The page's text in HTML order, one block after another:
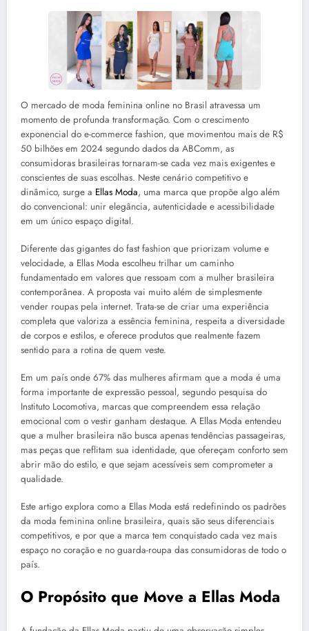
O mercado de moda feminina online no Brasil atravessa um
momento de profunda transformação. Com o crescimento
exponencial do e-commerce fashion, que movimentou mais de R$
50 bilhões em 2024 segundo dados da ABComm, as
consumidoras brasileiras tornaram-se cada vez mais exigentes e
conscientes de suas escolhas. Neste cenário competitivo e
dinâmico, surge a Ellas Moda, uma marca que propõe algo além
do convencional: unir elegância, autenticidade e acessibilidade
em um único espaço digital.
Diferente das gigantes do fast fashion que priorizam volume e
velocidade, a Ellas Moda escolheu trilhar um caminho
fundamentado em valores que ressoam com a mulher brasileira
contemporânea. A proposta vai muito além de simplesmente
vender roupas pela internet. Trata-se de criar uma experiência
completa que valoriza a essência feminina, respeita a diversidade
de corpos e estilos, e oferece produtos que realmente fazem
sentido para a rotina de quem veste.
Em um país onde 67% das mulheres afirmam que a moda é uma
forma importante de expressão pessoal, segundo pesquisa do
Instituto Locomotiva, marcas que compreendem essa relação
emocional com o vestir ganham destaque. A Ellas Moda entendeu
que a mulher brasileira não busca apenas tendências passageiras,
mas peças que reflitam sua identidade, que ofereçam conforto sem
abrir mão do estilo, e que sejam acessíveis sem comprometer a
qualidade.
Este artigo explora como a Ellas Moda está redefinindo os padrões
da moda feminina online brasileira, quais são seus diferenciais
competitivos, e por que a marca tem conquistado cada vez mais
espaço no coração e no guarda-roupa das consumidoras de todo o
país.
O Propósito que Move a Ellas Moda